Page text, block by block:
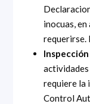
inocuas,
requerirse.
actividades
requiere la
Control